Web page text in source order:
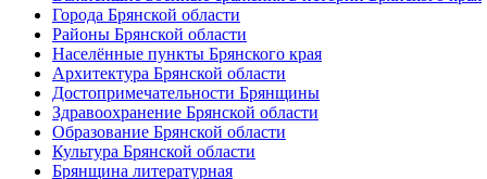
Города Брянской области
Районы Брянской области
Населённые пункты Брянского края
Архитектура Брянской области
Достопримечательности Брянщины
Здравоохранение Брянской области
Образование Брянской области
Культура Брянской области
Брянщина литературная